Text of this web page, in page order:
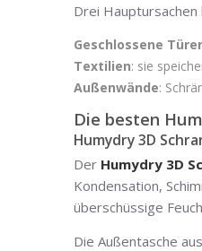
Drei
Geschlossene
Textilien: sie
Außenwände:
Die besten
Humydry 3D
Der Humydry 3D
Kondensation,
überschüssige
Die Außentasche aus